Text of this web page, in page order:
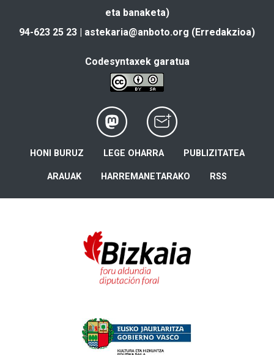
eta banaketa)
94-623 25 23 | astekaria@anboto.org (Erredakzioa)
Codesyntaxek garatua
HONI BURUZ LEGE OHARRA PUBLIZITATEA
ARAUAK HARREMANETARAKO RSS